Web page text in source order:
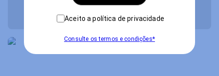
Aceito a política de privacidade
Consulte os termos e condições*